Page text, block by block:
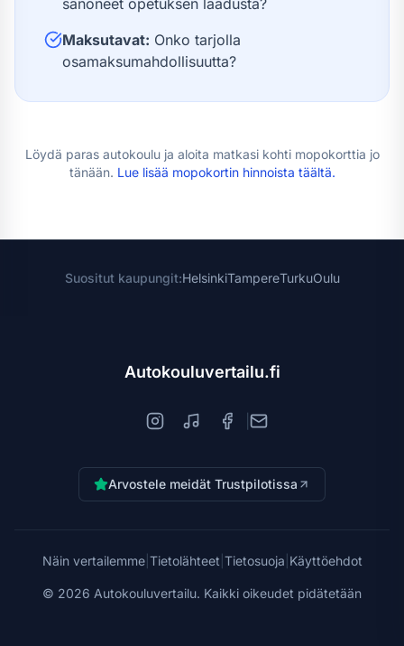
sanoneet opetuksen laadusta?
Maksutavat: Onko tarjolla
osamaksumahdollisuutta?
Löydä paras autokoulu ja aloita matkasi kohti mopokorttia jo
tänään. Lue lisää mopokortin hinnoista täältä.
Suositut kaupungit:HelsinkiTampereTurkuOulu
Autokouluvertailu.fi
Arvostele meidät Trustpilotissa
Näin vertailemme| Tietolähteet Tietosuoja Käyttöehdot
© 2026 Autokouluvertailu. Kaikki oikeudet pidätetään